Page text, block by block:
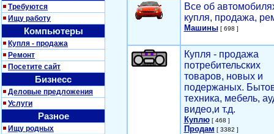
Требуются
Ищу работу
Компьютеры
Купля - продажа
Ремонт
Посетите сайт
Бизнесс
Деловые предложения
Услуги
Разное
Ищу родных
Все об
купля, продажа,
Машины[ 698 ]
Купля - продажа
потребительских
товаров, новых и
подержаных.
техника, мебель,
видео,и т.д.
Куплю[ 468 ]
Продам [ 3382 ]